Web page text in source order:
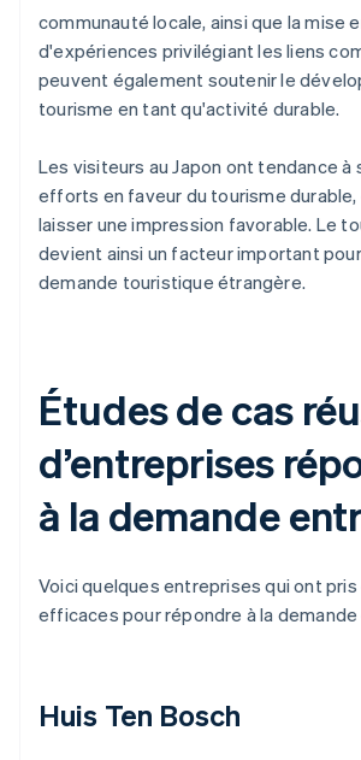
communauté locale, ainsi que la mise
d'expériences privilégiant les liens
peuvent également soutenir le
tourisme en tant qu'activité durable.
Les visiteurs au Japon ont tendance à
efforts en faveur du tourisme
laisser une impression favorable. Le
devient ainsi un facteur important
demande touristique étrangère.
Études de cas
d’entreprises
à la demande
Voici quelques entreprises qui ont
efficaces pour répondre à la
Huis Ten Bosch